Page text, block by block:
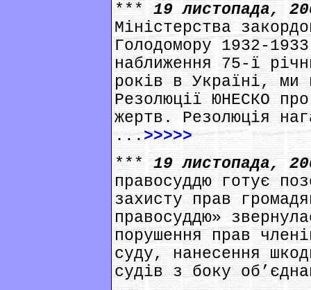
***19 листопада,
Міністерства
Голодомору 1932-
наближення 75-ї
років в Україні, ми
Резолюції ЮНЕСКО
жертв. Резолюція
...>>>>>
***19 листопада,
правосуддю готує
захисту прав
правосуддю»
порушення прав
суду, нанесення
судів з боку